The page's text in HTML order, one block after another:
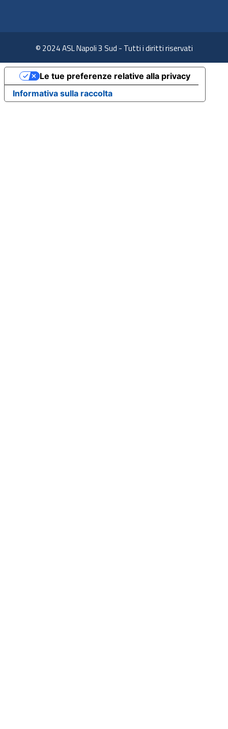
© 2024 ASL Napoli 3 Sud - Tutti i diritti riservati
Informativa sulla raccolta
Le tue preferenze relative alla privacy